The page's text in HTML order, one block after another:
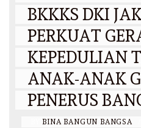
BKKKS DKI
PERKUAT
KEPEDULIAN
ANAK-ANAK
PENERUS
BINA BANGUN BANGSA